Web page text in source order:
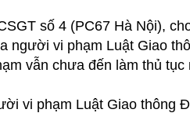
số 4 (PC67 Hà Nội),
người vi phạm Luật Giao
vẫn chưa đến làm thủ tục
vi phạm Luật Giao thông